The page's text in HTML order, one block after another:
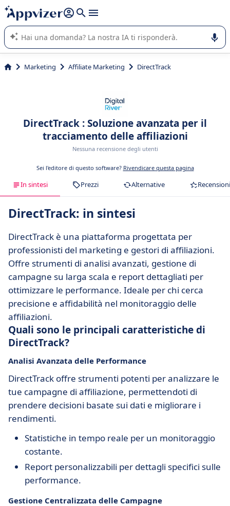
righe con
shift + enter
L'IA di Appvizer vi guida nell'utilizzo o nella scelta di un
software SaaS per la vostra azienda.
Marketing Affiliate Marketing DirectTrack
DirectTrack : Soluzione avanzata per il
tracciamento delle affiliazioni
Nessuna recensione degli utenti
Sei l'editore di questo software? Rivendicare questa pagina
In sintesi Prezzi Alternative Recensioni
DirectTrack: in sintesi
DirectTrack è una piattaforma progettata per
professionisti del marketing e gestori di affiliazioni.
Offre strumenti di analisi avanzati, gestione di
campagne su larga scala e report dettagliati per
ottimizzare le performance. Ideale per chi cerca
precisione e affidabilità nel monitoraggio delle
affiliazioni.
Quali sono le principali caratteristiche di
DirectTrack?
Analisi Avanzata delle Performance
DirectTrack offre strumenti potenti per analizzare le
tue campagne di affiliazione, permettendoti di
prendere decisioni basate sui dati e migliorare i
rendimenti.
Statistiche in tempo reale per un monitoraggio
costante.
Report personalizzabili per dettagli specifici sulle
performance.
Gestione Centralizzata delle Campagne